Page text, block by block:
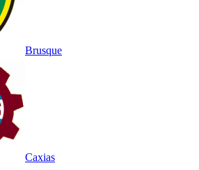
Brusque
Caxias